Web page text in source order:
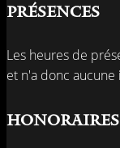
Présences
Les heures de
et n'a donc
Honoraires